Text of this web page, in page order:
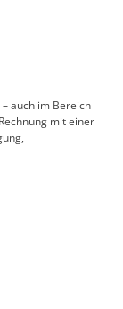
auch im Bereich
mit einer